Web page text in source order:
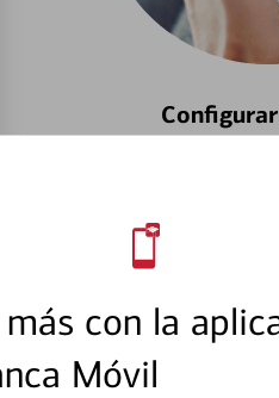
con la
Móvil
Vea cómo mantener el